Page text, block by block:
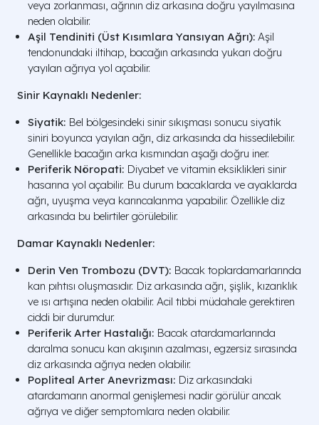
veya zorlanması, ağrının diz arkasına doğru yayılmasına
neden olabilir.
Aşil Tendiniti (Üst Kısımlara Yansıyan Ağrı): Aşil
tendonundaki iltihap, bacağın arkasında yukarı doğru
yayılan ağrıya yol açabilir.
Sinir Kaynaklı Nedenler:
Siyatik: Bel bölgesindeki sinir sıkışması sonucu siyatik
siniri boyunca yayılan ağrı, diz arkasında da hissedilebilir.
Genellikle bacağın arka kısmından aşağı doğru iner.
Periferik Nöropati: Diyabet ve vitamin eksiklikleri sinir
hasarına yol açabilir. Bu durum bacaklarda ve ayaklarda
ağrı, uyuşma veya karıncalanma yapabilir. Özellikle diz
arkasında bu belirtiler görülebilir.
Damar Kaynaklı Nedenler:
Derin Ven Trombozu (DVT): Bacak toplardamarlarında
kan pıhtısı oluşmasıdır. Diz arkasında ağrı, şişlik, kızarıklık
ve ısı artışına neden olabilir. Acil tıbbi müdahale gerektiren
ciddi bir durumdur.
Periferik Arter Hastalığı: Bacak atardamarlarında
daralma sonucu kan akışının azalması, egzersiz sırasında
diz arkasında ağrıya neden olabilir.
Popliteal Arter Anevrizması: Diz arkasındaki
atardamarın anormal genişlemesi nadir görülür ancak
ağrıya ve diğer semptomlara neden olabilir.